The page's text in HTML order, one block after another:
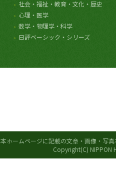
社会・福祉・教育・文化・歴史
心理・医学
数学・物理学・科学
日評ベーシック・シリーズ
本ホームページに記載の文章・画像・写
Copyright(C) NIPPON